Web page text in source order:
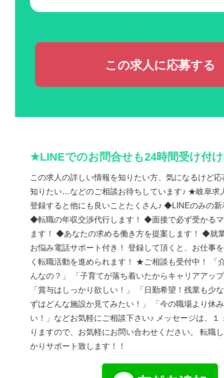
この求人に応募する
★LINEでのお問合せも24時間受け付
この求人の詳しい情報を知りたい方、気になるけど
知りたい…などのご相談お待ちしています♪ ★岐阜求
登録すると他にも良いことたくさん♪ ◆LINEのみの
◆転職の年収交渉代行します！ ◆面接で必ず受かる
ます！ ◆あなたの求める働き方を提案します！ ◆就
お悩み電話サポート付き！ 登録して頂くと、お仕事
く転職活動を進められます！ ★ご相談も受付中！ 「
んなの？」 「子育てが落ち着いたからキャリアアッ
「賞与はしっかり欲しい！」 「日勤希望！残業も少
ずはどんな施設か見てみたい！」 「今の職場より休
い！」などお気軽にご相談下さい♪ メッセージは、１
りますので、お気軽にお問い合わせください。 転職
かりサポート致します！！